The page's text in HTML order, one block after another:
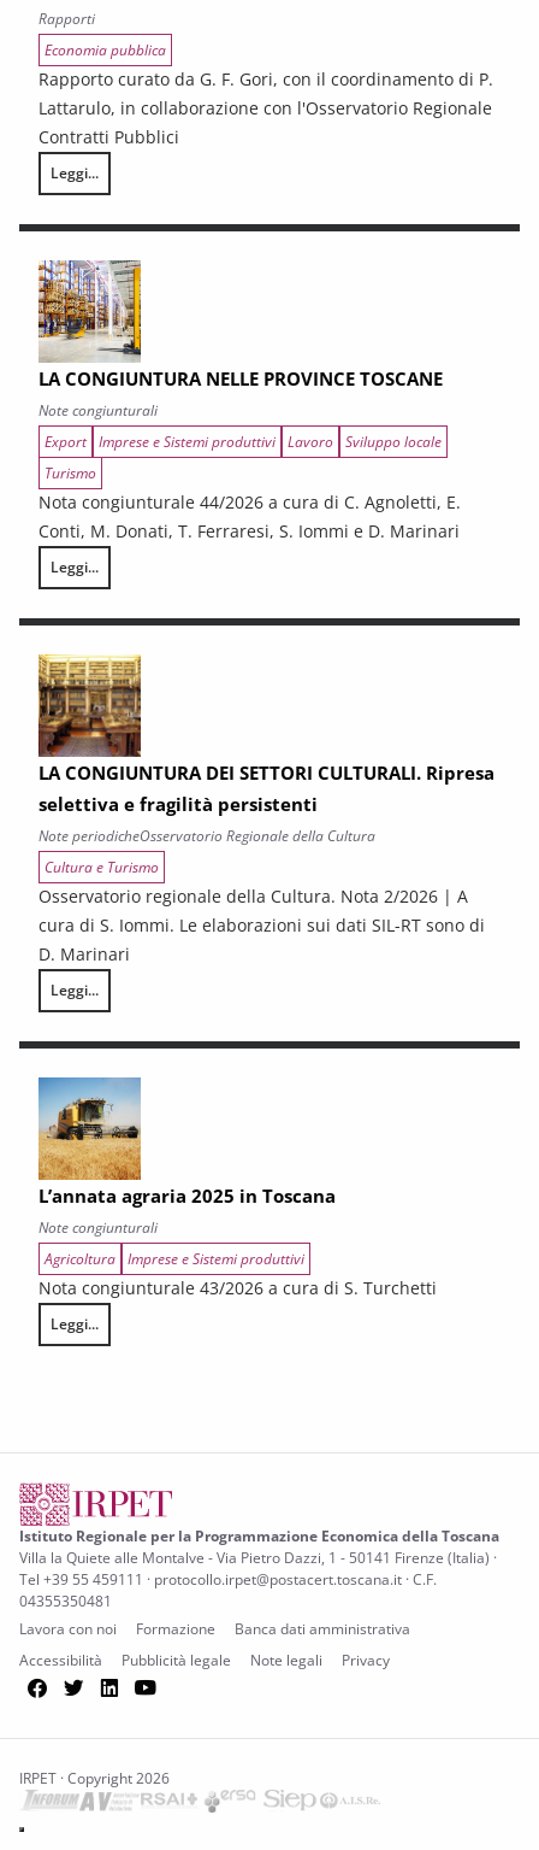
Rapporti
Economia pubblica
Rapporto curato da G. F. Gori, con il coordinamento di P.
Lattarulo, in collaborazione con l'Osservatorio Regionale
Contratti Pubblici
Leggi...
I CONTRATTI PUBBLICI AL TERMINE DEL PNRR – Andamento
LA CONGIUNTURA NELLE PROVINCE TOSCANE
Note congiunturali
Export Imprese e Sistemi produttivi Lavoro Sviluppo locale
Turismo
Nota congiunturale 44/2026 a cura di C. Agnoletti, E.
Conti, M. Donati, T. Ferraresi, S. Iommi e D. Marinari
Leggi...
LA CONGIUNTURA NELLE PROVINCE TOSCANE
LA CONGIUNTURA DEI SETTORI CULTURALI. Ripresa
selettiva e fragilità persistenti
Note periodicheOsservatorio Regionale della Cultura
Cultura e Turismo
Osservatorio regionale della Cultura. Nota 2/2026 | A
cura di S. Iommi. Le elaborazioni sui dati SIL-RT sono di
D. Marinari
Leggi...
LA CONGIUNTURA DEI SETTORI CULTURALI. Ripresa selettiva e
L’annata agraria 2025 in Toscana
Note congiunturali
Agricoltura Imprese e Sistemi produttivi
Nota congiunturale 43/2026 a cura di S. Turchetti
Leggi...
L’annata agraria 2025 in Toscana
Istituto Regionale per la Programmazione Economica della Toscana
Villa la Quiete alle Montalve - Via Pietro Dazzi, 1 - 50141 Firenze (Italia) ·
Tel +39 55 459111 · protocollo.irpet@postacert.toscana.it · C.F.
04355350481
Lavora con noi
Formazione
Banca dati amministrativa
Accessibilità
Pubblicità legale Note legali Privacy
Facebook
TwitterLinkedIn
IRPET · Copyright 2026